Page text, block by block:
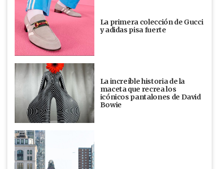
La primera colección de Gucci
y adidas pisa fuerte
La increíble historia de la
maceta que recrea los
icónicos pantalones de David
Bowie